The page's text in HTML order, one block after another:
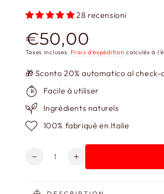
28 recensioni
Prix
normal
€50,00
Taxes incluses. Frais d'expédition calculés à
🎁 Sconto 20% automatico al
Facile à utiliser
Ingrédients naturels
100% fabriqué en Italie
Quantité
Réduire
quantité
Augmenter
quantité